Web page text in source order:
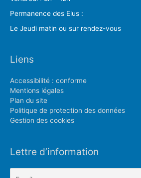
Permanence des Elus :
Le Jeudi matin ou sur rendez-vous
Liens
Accessibilité : conforme
Mentions légales
Plan du site
Politique de protection des données
Gestion des cookies
Lettre d’information